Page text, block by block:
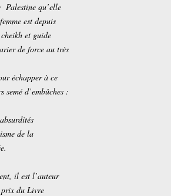
Palestine qu’elle
est depuis
et guide
de force au très
échapper à ce
d’embûches :
de la
il est l’auteur
prix du Livre